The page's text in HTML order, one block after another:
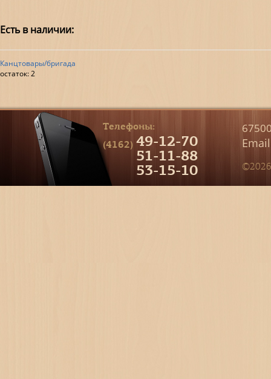
Есть в наличии:
Канцтовары/бригада
остаток:2
Телефоны:
(4162) 49-12-70
51-11-88
53-15-10